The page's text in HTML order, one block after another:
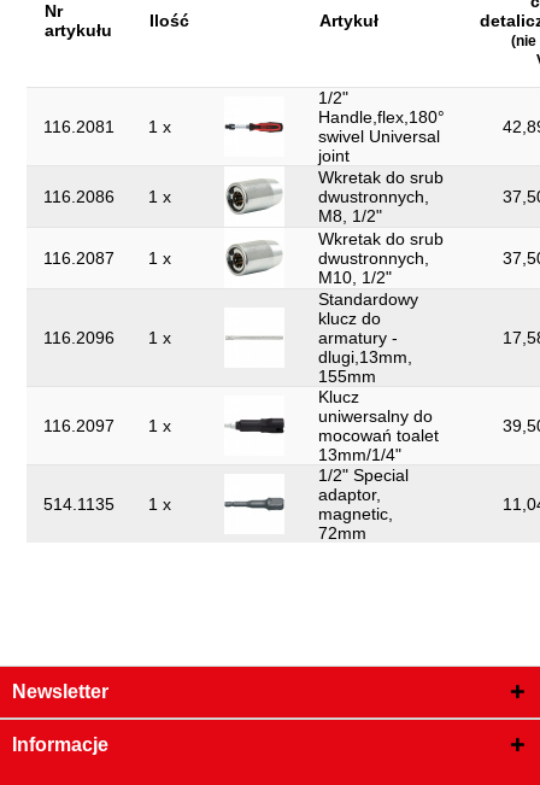
Nr
artykułu
Ilość Artykuł
(nie
116.2081 1 x
1/2"
Handle,flex,180°
swivel Universal
joint
116.2086 1 x
Wkretak do srub
dwustronnych,
M8, 1/2"
116.2087 1 x
Wkretak do srub
dwustronnych,
M10, 1/2"
116.2096 1 x
Standardowy
klucz do
armatury -
dlugi,13mm,
155mm
116.2097 1 x
Klucz
uniwersalny do
mocowań toalet
13mm/1/4"
514.1135 1 x
1/2" Special
adaptor,
magnetic,
72mm
Newsletter
Informacje